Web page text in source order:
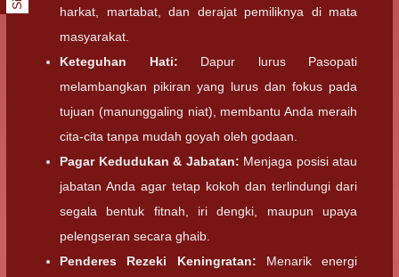
harkat, martabat, dan derajat pemiliknya di mata
masyarakat.
Keteguhan Hati: Dapur lurus Pasopati
melambangkan pikiran yang lurus dan fokus pada
tujuan (manunggaling niat), membantu Anda meraih
cita-cita tanpa mudah goyah oleh godaan.
Pagar Kedudukan & Jabatan: Menjaga posisi atau
jabatan Anda agar tetap kokoh dan terlindungi dari
segala bentuk fitnah, iri dengki, maupun upaya
pelengseran secara ghaib.
Penderes Rezeki Keningratan: Menarik energi